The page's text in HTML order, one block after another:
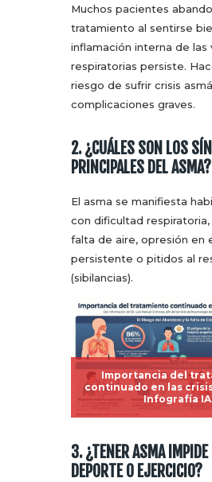
Muchos pacientes
tratamiento al sentirse
inflamación interna de las
respiratorias persiste.
riesgo de sufrir crisis
complicaciones graves.
2. ¿CUÁLES SON LOS
PRINCIPALES DEL ASMA?
El asma se manifiesta
con dificultad
falta de aire, opresión en
persistente o pitidos al
(sibilancias).
Importancia del
continuado en las
Infografía
3. ¿TENER ASMA IMPIDE
DEPORTE O EJERCICIO?